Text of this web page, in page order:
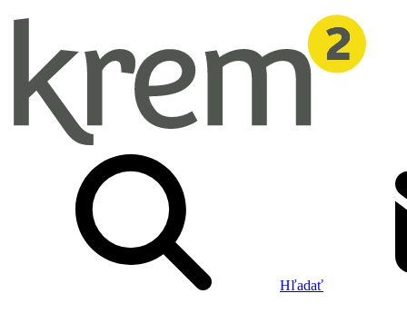
Hľadať